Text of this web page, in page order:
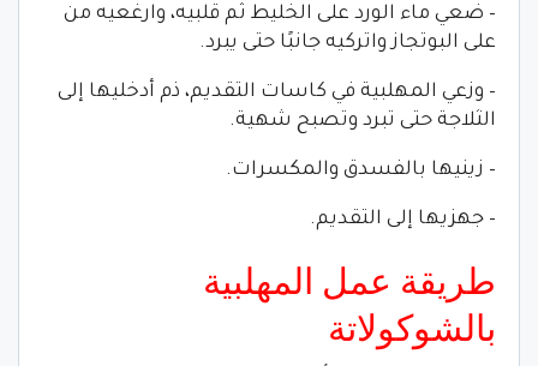
– ضعي ماء الورد على الخليط ثم قلبيه، وارغعيه من
على البوتجاز واتركيه جانبًا حتى يبرد.
– وزعي المهلبية في كاسات التقديم، ذم أدخليها إلى
الثلاجة حتى تبرد وتصبح شهية.
– زينيها بالفسدق والمكسرات.
– جهزيها إلى التقديم.
طريقة عمل المهلبية
بالشوكولاتة